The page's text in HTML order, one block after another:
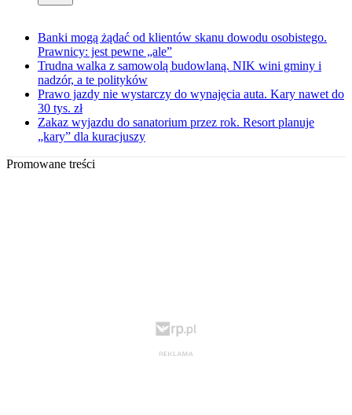
Banki mogą żądać od klientów skanu dowodu osobistego.
Prawnicy: jest pewne „ale”
Trudna walka z samowolą budowlaną. NIK wini gminy i
nadzór, a te polityków
Prawo jazdy nie wystarczy do wynajęcia auta. Kary nawet do
30 tys. zł
Zakaz wyjazdu do sanatorium przez rok. Resort planuje
„kary” dla kuracjuszy
Promowane treści